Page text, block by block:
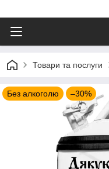
Товари та послуги
Без алкоголю –30%